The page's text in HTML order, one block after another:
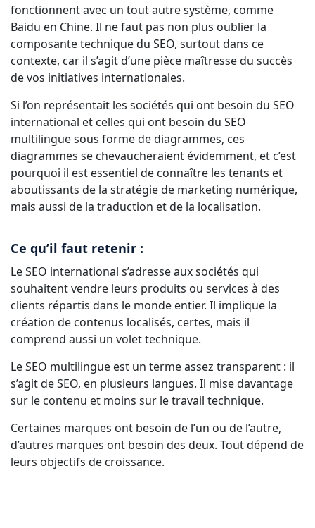
fonctionnent avec un tout autre système, comme
Baidu en Chine. Il ne faut pas non plus oublier la
composante technique du SEO, surtout dans ce
contexte, car il s’agit d’une pièce maîtresse du succès
de vos initiatives internationales.
Si l’on représentait les sociétés qui ont besoin du SEO
international et celles qui ont besoin du SEO
multilingue sous forme de diagrammes, ces
diagrammes se chevaucheraient évidemment, et c’est
pourquoi il est essentiel de connaître les tenants et
aboutissants de la stratégie de marketing numérique,
mais aussi de la traduction et de la localisation.
Ce qu’il faut retenir :
Le SEO international s’adresse aux sociétés qui
souhaitent vendre leurs produits ou services à des
clients répartis dans le monde entier. Il implique la
création de contenus localisés, certes, mais il
comprend aussi un volet technique.
Le SEO multilingue est un terme assez transparent : il
s’agit de SEO, en plusieurs langues. Il mise davantage
sur le contenu et moins sur le travail technique.
Certaines marques ont besoin de l’un ou de l’autre,
d’autres marques ont besoin des deux. Tout dépend de
leurs objectifs de croissance.